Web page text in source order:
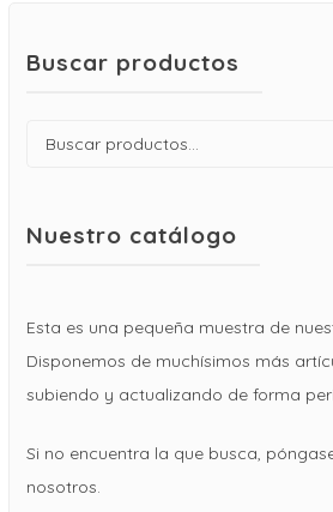
Buscar productos
Buscar
Nuestro catálogo
Esta es una pequeña muestra de
Disponemos de muchísimos más
subiendo y actualizando de forma
Si no encuentra la que busca,
nosotros.